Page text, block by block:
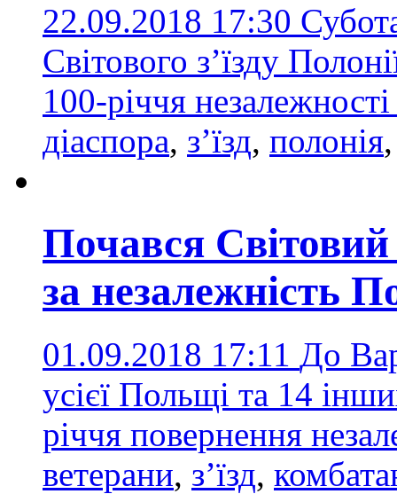
22.09.2018 17:30
Світового з’їзду
100-річчя
діаспора, з’їзд, полонія
Почався Світовий
за незалежність
01.09.2018 17:11 До
усієї Польщі та 14
річчя повернення
ветерани, з’їзд,